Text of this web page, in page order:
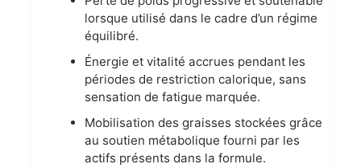
lorsque utilisé dans le cadre d’un régime
équilibré.
Énergie et vitalité accrues pendant les
périodes de restriction calorique, sans
sensation de fatigue marquée.
Mobilisation des graisses stockées grâce
au soutien métabolique fourni par les
actifs présents dans la formule.